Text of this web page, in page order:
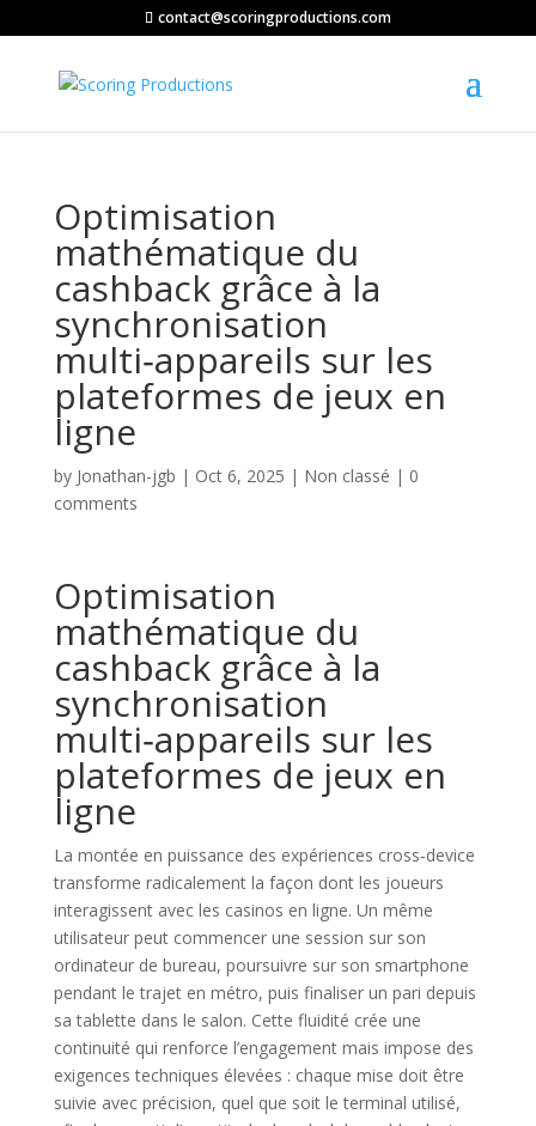
contact@scoringproductions.com
Optimisation
mathématique du
cashback grâce à la
synchronisation
multi‑appareils sur les
plateformes de jeux en
ligne
by Jonathan-jgb | Oct 6, 2025 | Non classé | 0
comments
Optimisation
mathématique du
cashback grâce à la
synchronisation
multi‑appareils sur les
plateformes de jeux en
ligne
La montée en puissance des expériences cross‑device
transforme radicalement la façon dont les joueurs
interagissent avec les casinos en ligne. Un même
utilisateur peut commencer une session sur son
ordinateur de bureau, poursuivre sur son smartphone
pendant le trajet en métro, puis finaliser un pari depuis
sa tablette dans le salon. Cette fluidité crée une
continuité qui renforce l’engagement mais impose des
exigences techniques élevées : chaque mise doit être
suivie avec précision, quel que soit le terminal utilisé,